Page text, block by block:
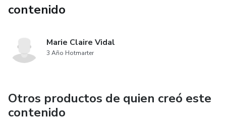
contenido
Marie Claire Vidal
3 Año Hotmarter
Otros productos de quien creó este
contenido